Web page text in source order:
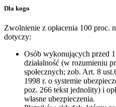
Dla kogo
Zwolnienie z opłacenia 100 proc.
dotyczy:
Osób wykonujących przed
działalność (w rozumieniu
społecznych; zob. Art. 8
1998 r. o systemie
poz. 266 tekst jednolity) i
własne ubezpieczenia.